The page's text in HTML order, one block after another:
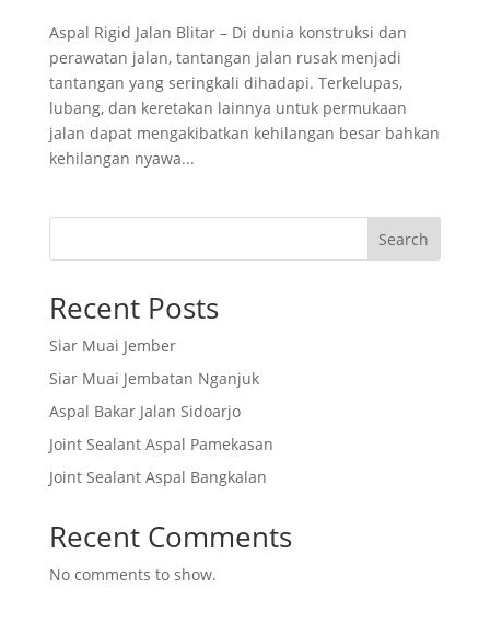
Aspal Rigid Jalan Blitar – Di dunia konstruksi dan
perawatan jalan, tantangan jalan rusak menjadi
tantangan yang seringkali dihadapi. Terkelupas,
lubang, dan keretakan lainnya untuk permukaan
jalan dapat mengakibatkan kehilangan besar bahkan
kehilangan nyawa...
Search
Recent Posts
Siar Muai Jember
Siar Muai Jembatan Nganjuk
Aspal Bakar Jalan Sidoarjo
Joint Sealant Aspal Pamekasan
Joint Sealant Aspal Bangkalan
Recent Comments
No comments to show.